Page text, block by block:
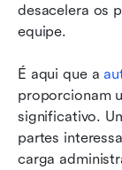
desacelera os
equipe.
É aqui que a
proporcionam
significativo.
partes
carga